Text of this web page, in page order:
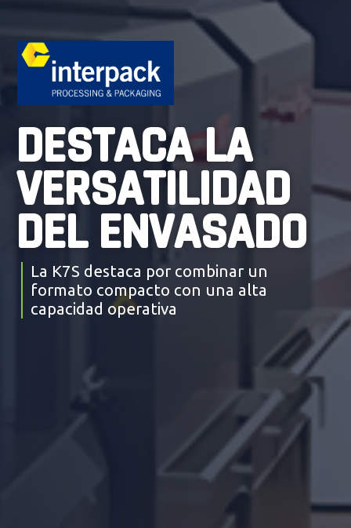
DESTACA LA
VERSATILIDAD
DEL ENVASADO
La K7S destaca por combinar un
formato compacto con una alta
capacidad operativa